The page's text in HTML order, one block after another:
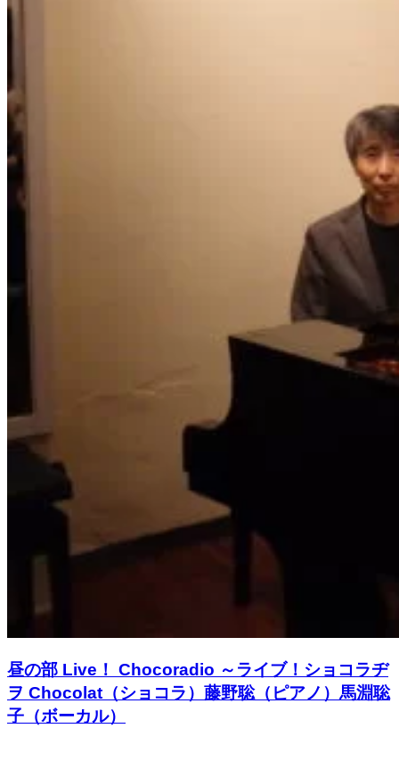
昼の部 Live！ Chocoradio ～ライブ！ショコラヂ
ヲ Chocolat（ショコラ）藤野聡（ピアノ）馬淵聡
子（ボーカル）